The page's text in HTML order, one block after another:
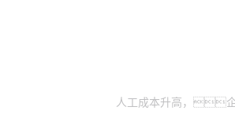
人工成本升高，